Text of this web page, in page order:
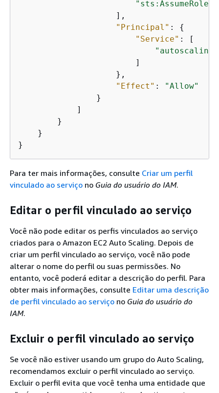
"sts:AssumeRole"
                    ],
"Principal" : {
"Service" : [
                        ]
                    },
"Effect" :
"Allow"
                }
            ]
        }
    }
}
Para ter mais informações, consulte Criar um perfil
vinculado ao serviço no Guia do usuário do IAM.
Editar o perfil vinculado ao serviço
Você não pode editar os perfis vinculados ao serviço
criados para o Amazon EC2 Auto Scaling. Depois de
criar um perfil vinculado ao serviço, você não pode
alterar o nome do perfil ou suas permissões. No
entanto, você poderá editar a descrição do perfil. Para
obter mais informações, consulte Editar uma descrição
de perfil vinculado ao serviço no Guia do usuário do
IAM.
Excluir o perfil vinculado ao serviço
Se você não estiver usando um grupo do Auto Scaling,
recomendamos excluir o perfil vinculado ao serviço.
Excluir o perfil evita que você tenha uma entidade que